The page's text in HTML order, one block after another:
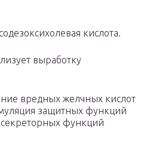
кислота.
выработку
вредных желчных кислот
защитных функций
функций